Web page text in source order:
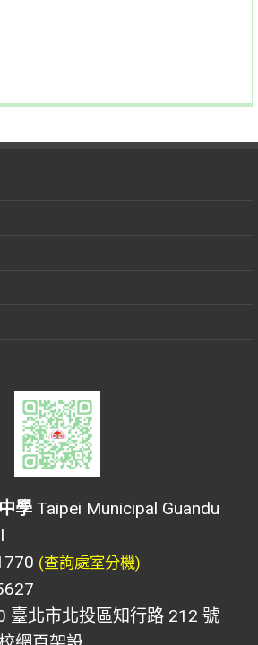
學 Taipei Municipal Guandu
(查詢處室分機)
臺北市北投區知行路 212 號